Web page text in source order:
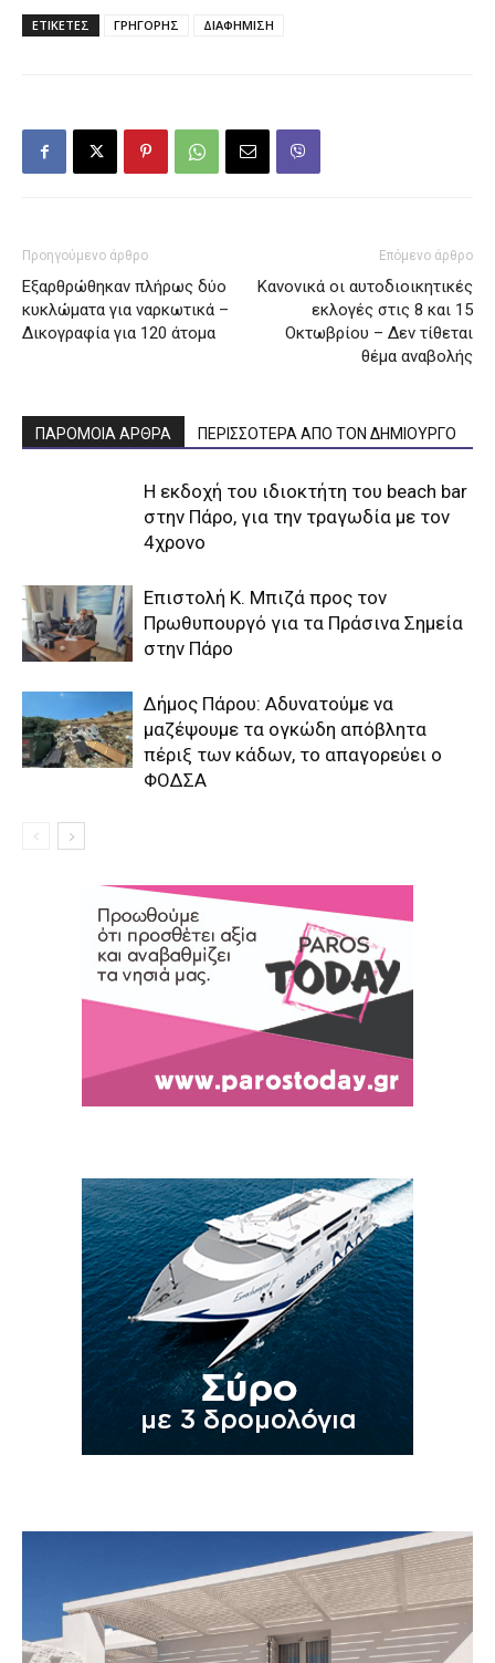
ΕΤΙΚΕΤΕΣ ΓΡΗΓΟΡΗΣ ΔΙΑΦΗΜΙΣΗ
Προηγούμενο άρθρο
Εξαρθρώθηκαν πλήρως δύο
κυκλώματα για ναρκωτικά –
Δικογραφία για 120 άτομα
Επόμενο άρθρο
Κανονικά οι αυτοδιοικητικές
εκλογές στις 8 και 15
Οκτωβρίου – Δεν τίθεται
θέμα αναβολής
ΠΑΡΟΜΟΙΑ ΑΡΘΡΑ ΠΕΡΙΣΣΟΤΕΡΑ ΑΠΟ ΤΟΝ ΔΗΜΙΟΥΡΓΟ
Η εκδοχή του ιδιοκτήτη του beach bar
στην Πάρο, για την τραγωδία με τον
4χρονο
Επιστολή Κ. Μπιζά προς τον
Πρωθυπουργό για τα Πράσινα Σημεία
στην Πάρο
Δήμος Πάρου: Αδυνατούμε να
μαζέψουμε τα ογκώδη απόβλητα
πέριξ των κάδων, το απαγορεύει ο
ΦΟΔΣΑ